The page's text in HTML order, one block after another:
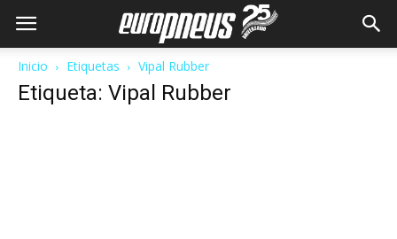
Inicio Etiquetas Vipal Rubber
Etiqueta: Vipal Rubber